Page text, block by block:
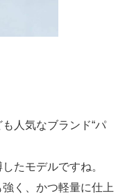
人気なブランド“パ
たモデルですね。
く、かつ軽量に仕上